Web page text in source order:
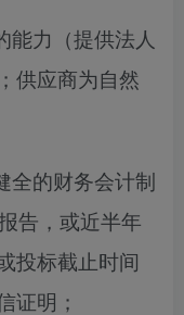
能力（提供法人
供应商为自然
全的财务会计制
告，或近半年
投标截止时间
证明；